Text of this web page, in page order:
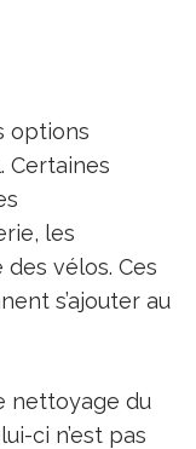
options
Certaines
les
vélos. Ces
s’ajouter au
nettoyage du
ci n’est pas